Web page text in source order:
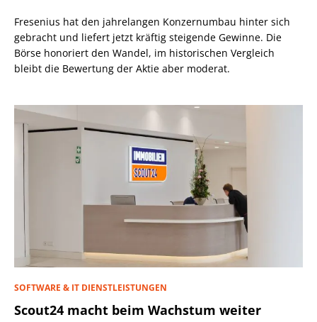
Fresenius hat den jahrelangen Konzernumbau hinter sich
gebracht und liefert jetzt kräftig steigende Gewinne. Die
Börse honoriert den Wandel, im historischen Vergleich
bleibt die Bewertung der Aktie aber moderat.
SOFTWARE & IT DIENSTLEISTUNGEN
Scout24 macht beim Wachstum weiter